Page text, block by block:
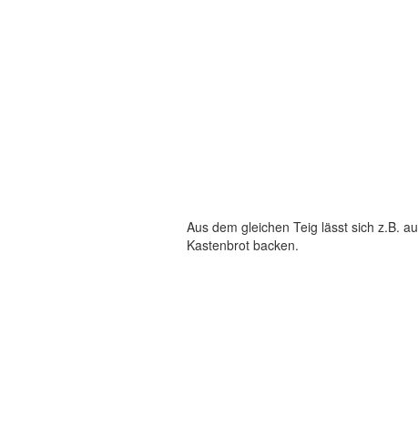
Aus dem gleichen Teig lässt sich z.B.
Kastenbrot backen.